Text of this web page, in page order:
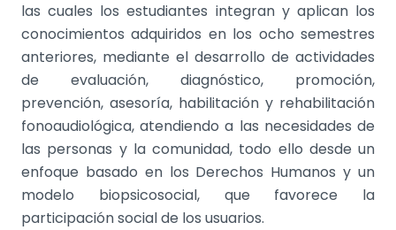
las cuales los estudiantes integran y aplican los
conocimientos adquiridos en los ocho semestres
anteriores, mediante el desarrollo de actividades
de evaluación, diagnóstico, promoción,
prevención, asesoría, habilitación y rehabilitación
fonoaudiológica, atendiendo a las necesidades de
las personas y la comunidad, todo ello desde un
enfoque basado en los Derechos Humanos y un
modelo biopsicosocial, que favorece la
participación social de los usuarios.